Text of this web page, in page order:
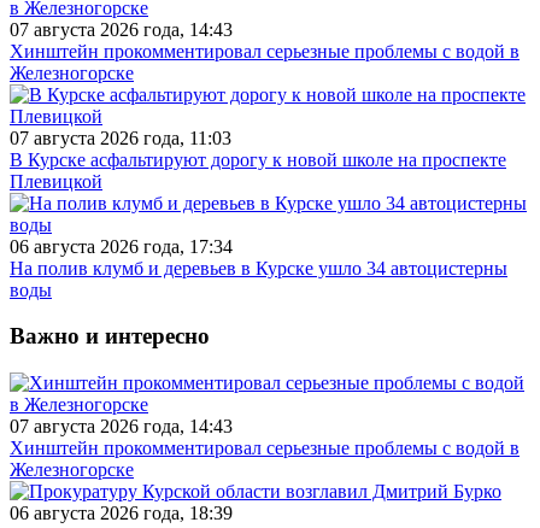
07 августа 2026 года, 14:43
Хинштейн прокомментировал серьезные проблемы с водой в
Железногорске
07 августа 2026 года, 11:03
В Курске асфальтируют дорогу к новой школе на проспекте
Плевицкой
06 августа 2026 года, 17:34
На полив клумб и деревьев в Курске ушло 34 автоцистерны
воды
Важно и интересно
07 августа 2026 года, 14:43
Хинштейн прокомментировал серьезные проблемы с водой в
Железногорске
06 августа 2026 года, 18:39